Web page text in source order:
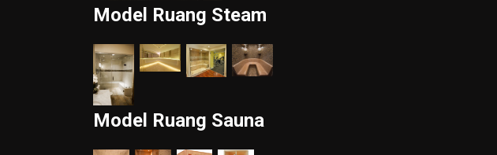
Model Ruang Steam
Model Ruang Sauna